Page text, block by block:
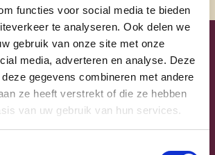
functies voor social media te bieden
te analyseren. Ook delen we
gebruik van onze site met onze
media, adverteren en analyse. Deze
gegevens combineren met andere
ze heeft verstrekt of die ze hebben
van uw gebruik van hun services.